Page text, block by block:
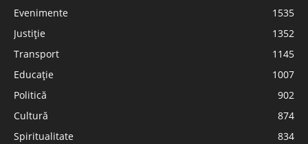
Evenimente
1535
Justiție
1352
Transport
1145
Educație
1007
Politică
902
Cultură
874
Spiritualitate
834